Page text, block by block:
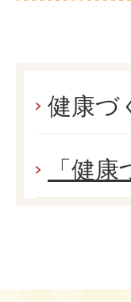
健康づ
「健